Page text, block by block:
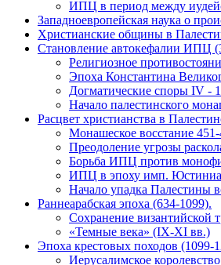
ИПЦ в период между
Западноевропейская наука о
Христианские общины в
Становление автокефалии ИПЦ
Религиозное
Эпоха Константина
Догматические споры IV -
Начало палестинского
Расцвет христианства в
Монашеское восстание 451-
Преодоление угрозы
Борьба ИПЦ против
ИПЦ в эпоху имп.
Начало упадка Палестины
Раннеарабская эпоха (634-1099).
Сохранение византийской
«Темные века» (IX-XI вв.)
Эпоха крестовых походов (1099-
Иерусалимское